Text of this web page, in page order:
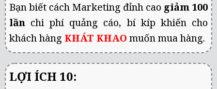
Bạn biết cách Marketing đỉnh cao giảm 100
lần chi phí quảng cáo, bí kíp khiến cho
khách hàng KHÁT KHAO muốn mua hàng.
LỢI ÍCH 10: